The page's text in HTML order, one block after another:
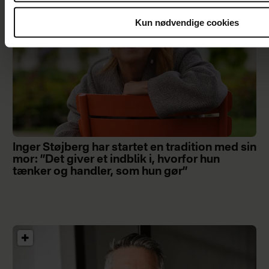
Kun nødvendige cookies
Inger Støjberg har startet en tradition med sin
mor: ”Det giver et indblik i, hvorfor hun
tænker og handler, som hun gør”